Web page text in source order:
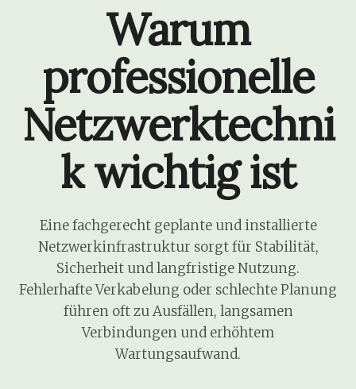
Warum
professionelle
Netzwerktechni
k wichtig ist
Eine fachgerecht geplante und installierte
Netzwerkinfrastruktur sorgt für Stabilität,
Sicherheit und langfristige Nutzung.
Fehlerhafte Verkabelung oder schlechte Planung
führen oft zu Ausfällen, langsamen
Verbindungen und erhöhtem
Wartungsaufwand.